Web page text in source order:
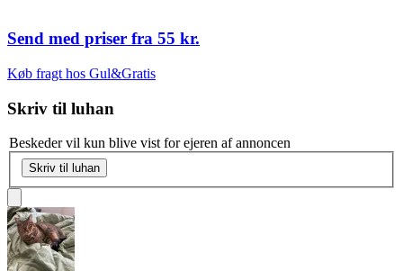
Send med priser fra 55 kr.
Køb fragt hos Gul&Gratis
Skriv til luhan
Beskeder vil kun blive vist for ejeren af annoncen
Skriv til luhan